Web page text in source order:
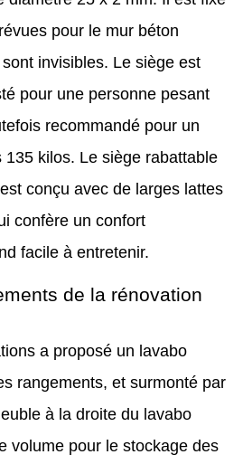
pour le mur béton
invisibles. Le siège est
pour une personne pesant
recommandé pour un
135 kilos. Le siège rabattable
conçu avec de larges lattes
confère un confort
facile à entretenir.
de la rénovation
a proposé un lavabo
rangements, et surmonté par
à la droite du lavabo
volume pour le stockage des